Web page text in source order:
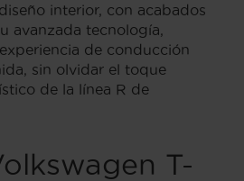
interior, con acabados
avanzada tecnología,
de conducción
sin olvidar el toque
de la línea R de
T-